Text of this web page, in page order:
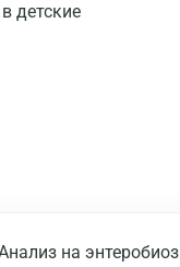
детские
на энтеробиоз